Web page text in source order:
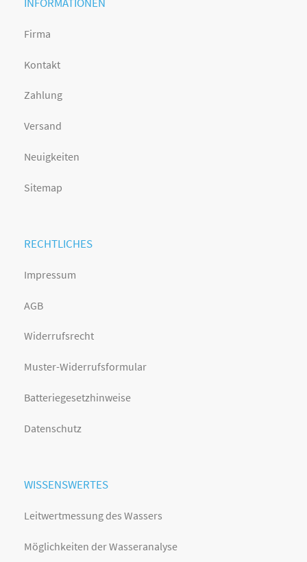
Firma
Kontakt
Zahlung
Versand
Neuigkeiten
Sitemap
RECHTLICHES
Impressum
AGB
Widerrufsrecht
Muster-Widerrufsformular
Batteriegesetzhinweise
Datenschutz
WISSENSWERTES
Leitwertmessung des Wassers
Möglichkeiten der Wasseranalyse